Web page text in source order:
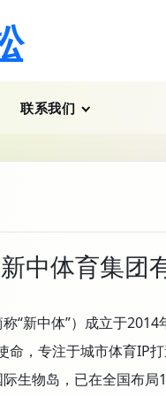
联系我们
中体育集团
新中体”）成立于2014
，专注于城市体育IP打
生物岛，已在全国布局